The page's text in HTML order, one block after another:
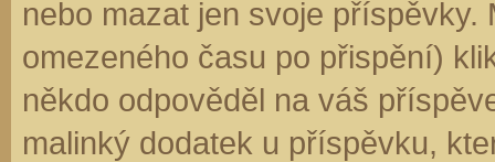
nebo mazat jen svoje
omezeného času po přispění)
někdo odpověděl na váš
malinký dodatek u příspěvku,